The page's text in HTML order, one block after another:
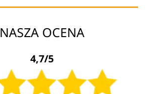
NASZA OCENA
4,7/5